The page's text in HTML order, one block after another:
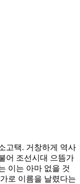
고택. 거창하게 역사
어 조선시대 으뜸가
이는 아마 없을 것
로 이름을 날렸다는